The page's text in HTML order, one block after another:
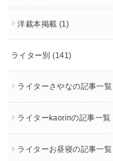
洋裁本掲載 (1)
ライター別 (141)
ライターさやなの記事一覧
ライターkaorinの記事一覧
ライターお昼寝の記事一覧